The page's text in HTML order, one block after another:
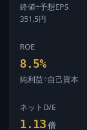
終値÷予想EPS
351.5円
ROE
8.5%
純利益÷自己資本
ネットD/E
1.13 倍